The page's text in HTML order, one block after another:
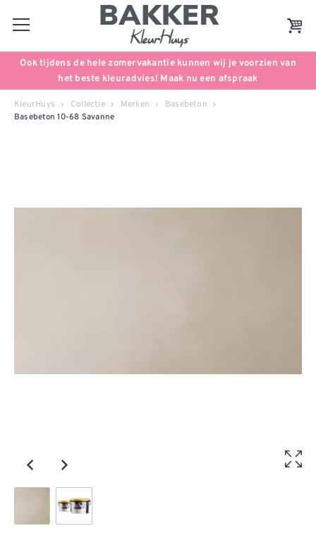
Ook tijdens de hele zomervakantie kunnen wij je voorzien van
het beste kleuradvies! Maak nu een afspraak
KleurHuys Collectie Merken Basebeton
Basebeton 10-68 Savanne